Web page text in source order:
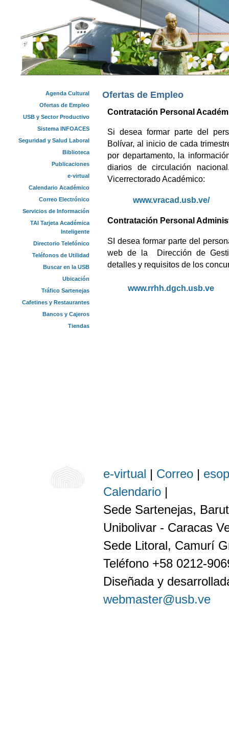
Ofertas de Empleo
Contratación Personal
Si desea formar parte del
Bolívar, al inicio de cada
por departamento, la
diarios de circulación
Vicerrectorado Académico:
www.vracad.usb.ve/
Contratación Personal
SI desea formar parte del
web de la Dirección de
detalles y requisitos de los
www.rrhh.dgch.usb.ve
Agenda Cultural
Ofertas de Empleo
USB y Sector Productivo
Sistema INFOACES
Seguridad y Salud Laboral
Biblioteca
Publicaciones
e-virtual
Calendario Académico
Correo Electrónico
Servicios de Información
TAI Tarjeta Académica
Inteligente
Directorio Telefónico
Teléfonos de Utilidad
Buscar en la USB
Ubicación
Tráfico Sartenejas
Cafetines y Restaurantes
Bancos y Cajeros
Tiendas
e-virtual | Correo|
Calendario|
Sede Sartenejas,
Unibolivar - Caracas
Sede Litoral, Camurí
Teléfono +58 0212-
Diseñada y
webmaster@usb.ve